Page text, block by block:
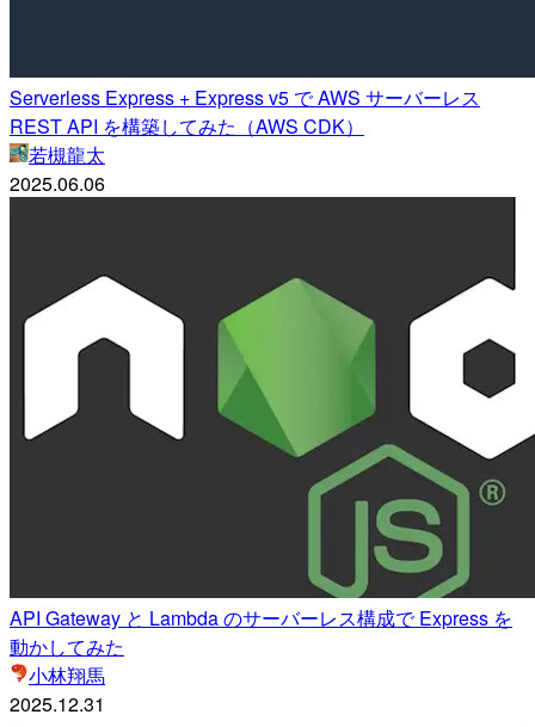
Serverless Express + Express v5 で AWS サーバーレス
REST API を構築してみた（AWS CDK）
若槻龍太
2025.06.06
API Gateway と Lambda のサーバーレス構成で Express を
動かしてみた
小林翔馬
2025.12.31